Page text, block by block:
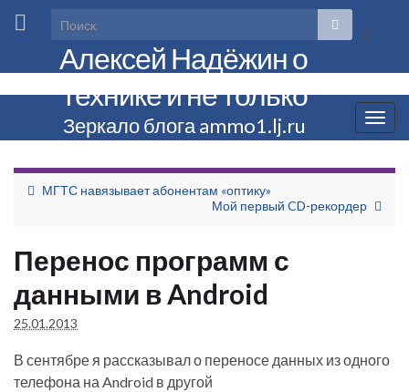
Вкл/
поиска
Вкл/
выкл
Алексей Надёжин о
технике и не только
Зеркало блога ammo1.lj.ru
МГТС навязывает абонентам «оптику»
Мой первый CD-рекордер
Перенос программ с
данными в Android
25.01.2013
В сентябре я рассказывал о переносе данных из одного
телефона на Android в другой